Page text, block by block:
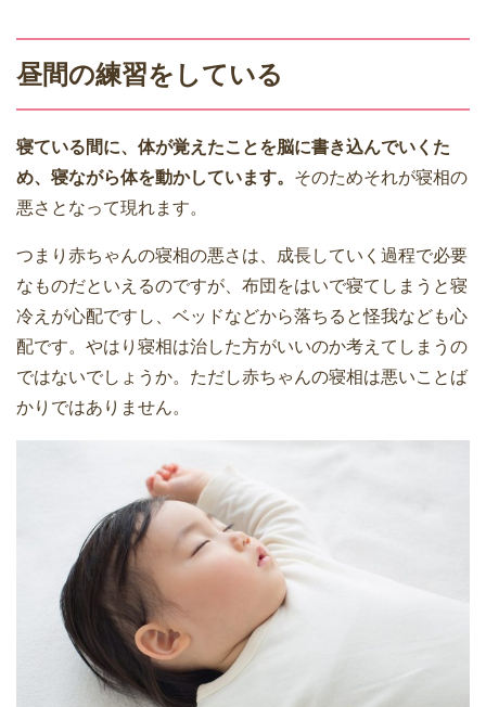
昼間の練習をしている
寝ている間に、体が覚えたことを脳に書き込んでいくた
め、寝ながら体を動かしています。 そのためそれが寝相の
悪さとなって現れます。
つまり赤ちゃんの寝相の悪さは、成長していく過程で必要
なものだといえるのですが、布団をはいで寝てしまうと寝
冷えが心配ですし、ベッドなどから落ちると怪我なども心
配です。やはり寝相は治した方がいいのか考えてしまうの
ではないでしょうか。ただし赤ちゃんの寝相は悪いことば
かりではありません。